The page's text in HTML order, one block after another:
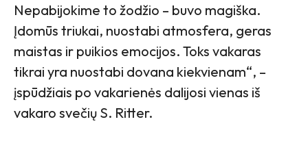
Nepabijokime to žodžio – buvo magiška.
Įdomūs triukai, nuostabi atmosfera, geras
maistas ir puikios emocijos. Toks vakaras
tikrai yra nuostabi dovana kiekvienam“, –
įspūdžiais po vakarienės dalijosi vienas iš
vakaro svečių S. Ritter.